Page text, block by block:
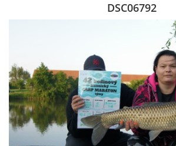
RYBÁŘSKÉ ZÁVODY
RYBÁŘSKÝ ŘÁD
CENÍK POVOLENEK
DSC06792